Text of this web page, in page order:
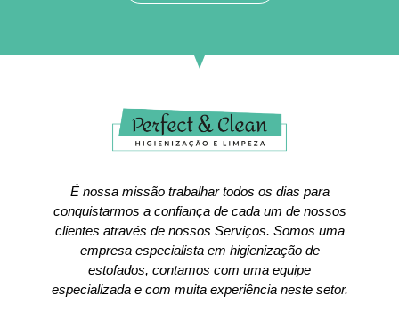
É nossa missão trabalhar todos os dias para
conquistarmos a confiança de cada um de nossos
clientes através de nossos Serviços. Somos uma
empresa especialista em higienização de
estofados, contamos com uma equipe
especializada e com muita experiência neste setor.